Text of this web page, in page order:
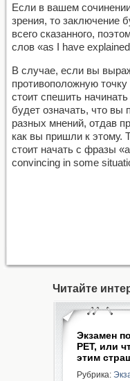
Если в вашем
зрения, то заключение
всего сказанного,
слов «as I have
В случае, если вы
противоположную
стоит спешить
будет означать, что вы
разных мнений, отдав
как вы пришли к этому.
стоит начать с фразы
convincing in some
Читайте
Экзамен
PET, или
этим
Рубрика: